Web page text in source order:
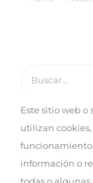
Buscar:
Este sitio web o
utilizan cookies,
información o